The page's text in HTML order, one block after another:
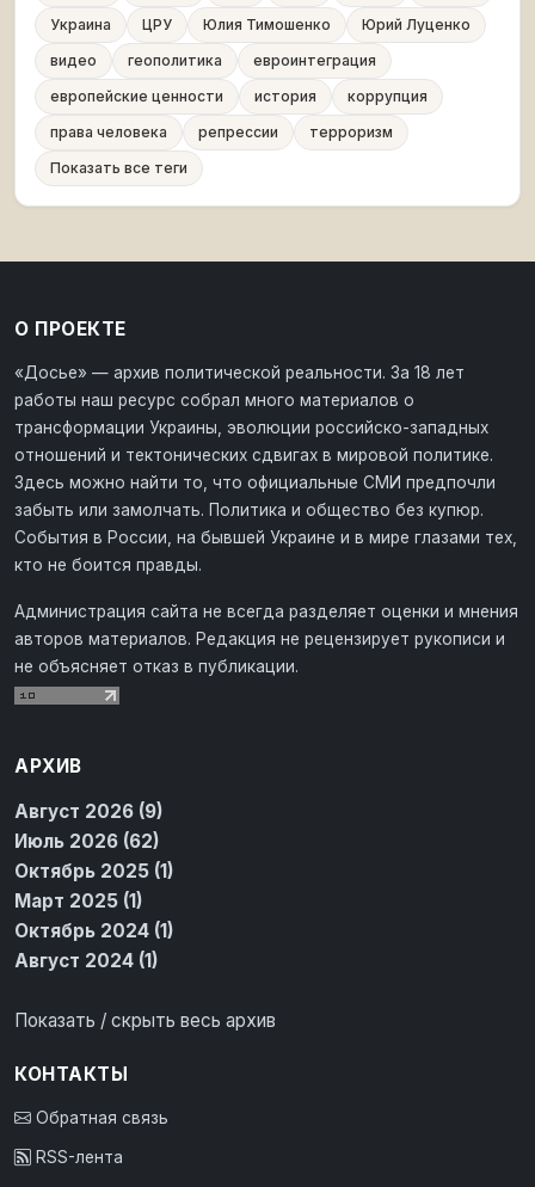
Украина
ЦРУ Юлия Тимошенко
Юрий Луценко
видео
геополитика
евроинтеграция
европейские ценности
история
коррупция
права человека
репрессии
терроризм
Показать все теги
О ПРОЕКТЕ
«Досье» — архив политической реальности. За 18 лет
работы наш ресурс собрал много материалов о
трансформации Украины, эволюции российско-западных
отношений и тектонических сдвигах в мировой политике.
Здесь можно найти то, что официальные СМИ предпочли
забыть или замолчать. Политика и общество без купюр.
События в России, на бывшей Украине и в мире глазами тех,
кто не боится правды.
Администрация сайта не всегда разделяет оценки и мнения
авторов материалов. Редакция не рецензирует рукописи и
не объясняет отказ в публикации.
АРХИВ
Август 2026 (9)
Июль 2026 (62)
Октябрь 2025 (1)
Март 2025 (1)
Октябрь 2024 (1)
Август 2024 (1)
Показать / скрыть весь архив
КОНТАКТЫ
Обратная связь
RSS-лента